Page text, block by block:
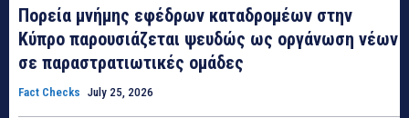
Πορεία μνήμης εφέδρων καταδρομέων στην
Κύπρο παρουσιάζεται ψευδώς ως οργάνωση νέων
σε παραστρατιωτικές ομάδες
Fact Checks July 25, 2026